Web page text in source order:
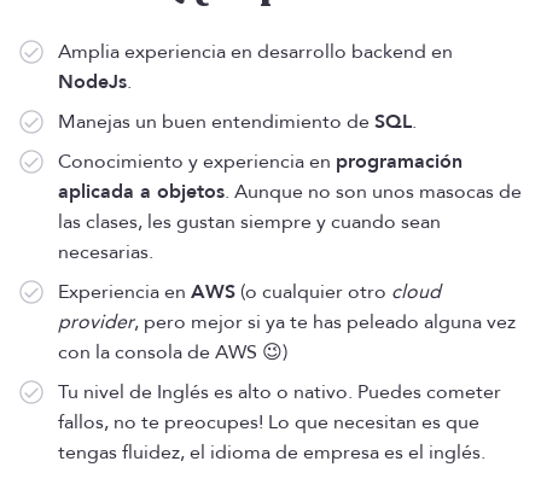
Amplia experiencia en desarrollo backend en
NodeJs.
Manejas un buen entendimiento deSQL.
Conocimiento y experiencia en programación
aplicada a objetos. Aunque no son unos masocas de
las clases, les gustan siempre y cuando sean
necesarias.
Experiencia en AWS (o cualquier otro cloud
provider, pero mejor si ya te has peleado alguna vez
con la consola de AWS 😉)
Tu nivel de Inglés es alto o nativo. Puedes cometer
fallos, no te preocupes! Lo que necesitan es que
tengas fluidez, el idioma de empresa es el inglés.